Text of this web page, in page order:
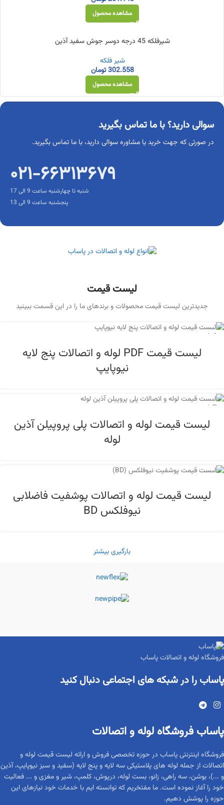
مشاهده محصول
شیرفلکه 45 درجه دوسر جوش سفید آذین
شیر فلکه
302.558 تومان
مشاهده محصول
سوالی دارید؟ با ما تماس بگیرید
در صورتی که جهت خرید یا مشاوره سوالی دارید، با ما تماس بگیرید.
۰۲۱-۶۶۳۱۳۶۷۹
شنبه تا چهارشنبه ساعت 9 الی 17
پنجشنبه ساعت 9 الی 13
لیست قیمت
جدیدترین لیست قیمت محصولات و برندهای ما را در این قسمت ببینید
14
لیست قیمت PDF لوله و اتصالات پنج لایه
نیوپایپ
15
آبانلیست قیمت لوله و اتصالات پلی پروپیلن آذین
لوله
مهرلیست قیمت لوله و اتصالات پوشفیت فاضلابی
نیوفلکس BD
بارگیری بیشتر
فروشگاه لوله و اتصالات پاساب
پاساب را در شبکه های اجتماعی دنبال کنید
پاساب فروشگاه لوله و اتصالات
فروشگاه اینترنتی پاساب در حوزه تخصصی فروش و ارائه لیست قیمت لوله و
اتصالات از جمله لوله های پلاستیکی سه لایه و پنج لایه (سفید و سبز نیوپایپ، آذین
و ...)، بوشن، سه راهی، زانو، بست لوله، درپوش، کلمپ، شیر و مغزی و ... فعالیت
خود را آغاز نموده است. ما مفتخریم که توانسته ایم با خدمات خود نیازهای این
حوزه را پوشش دهیم.